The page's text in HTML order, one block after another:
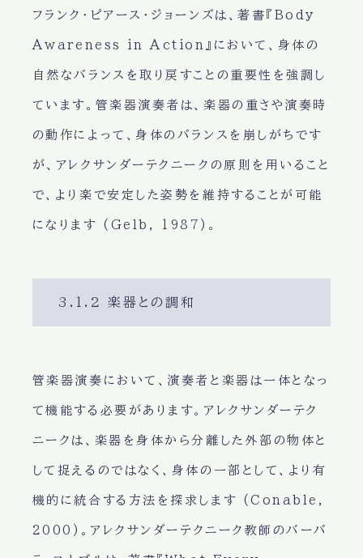
フランク・ピアース・ジョーンズは、著書『Body
Awareness in Action』において、身体の
自然なバランスを取り戻すことの重要性を強調し
ています。管楽器演奏者は、楽器の重さや演奏時
の動作によって、身体のバランスを崩しがちです
が、アレクサンダーテクニークの原則を用いること
で、より楽で安定した姿勢を維持することが可能
になります (Gelb, 1987)。
3.1.2 楽器との調和
管楽器演奏において、演奏者と楽器は一体となっ
て機能する必要があります。アレクサンダーテク
ニークは、楽器を身体から分離した外部の物体と
して捉えるのではなく、身体の一部として、より有
機的に統合する方法を探求します (Conable,
2000)。アレクサンダーテクニーク教師のバーバ